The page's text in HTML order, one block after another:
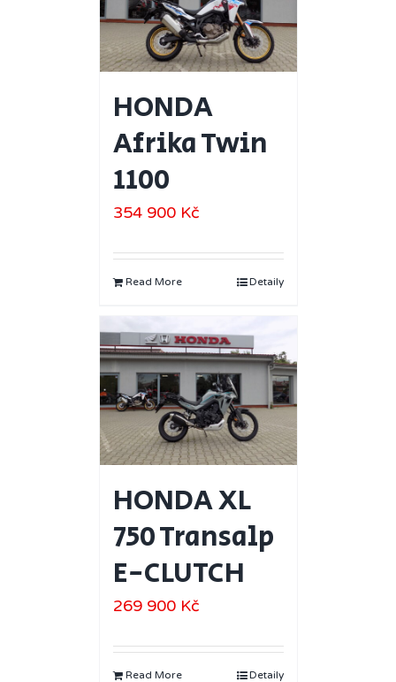
HONDA
Afrika Twin
1100
354 900 Kč
Read More Detaily
HONDA XL
750 Transalp
E-CLUTCH
269 900 Kč
Read More Detaily